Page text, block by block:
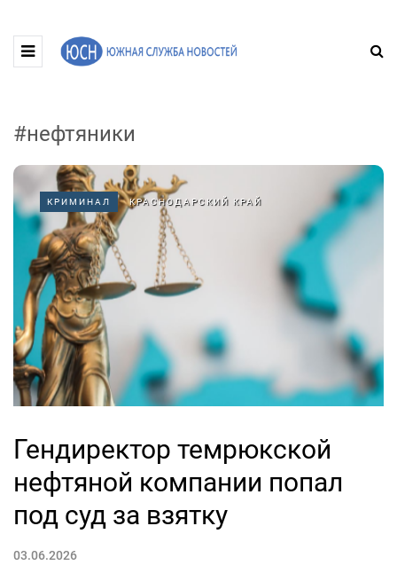
#нефтяники
КРИМИНАЛ КРАСНОДАРСКИЙ КРАЙ
Гендиректор темрюкской
нефтяной компании попал
под суд за взятку
03.06.2026